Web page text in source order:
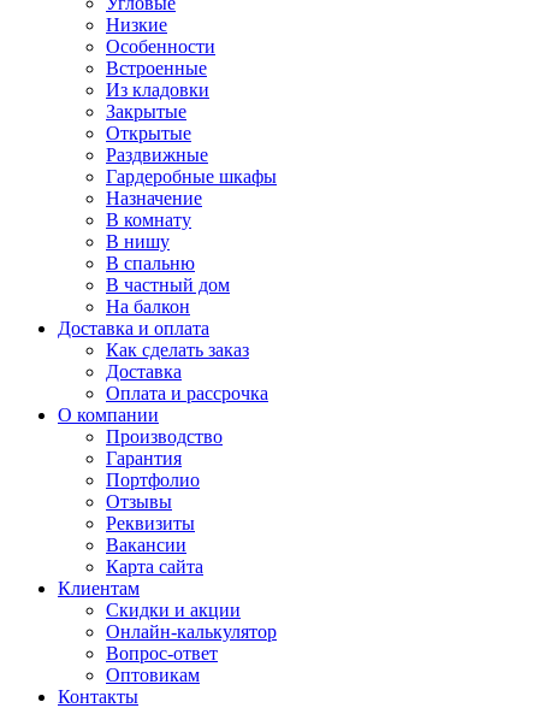
Низкие
Особенности
Встроенные
Из кладовки
Закрытые
Открытые
Раздвижные
Гардеробные шкафы
Назначение
В комнату
В нишу
В спальню
В частный дом
На балкон
Доставка и оплата
Как сделать заказ
Доставка
Оплата и рассрочка
О компании
Производство
Гарантия
Портфолио
Отзывы
Реквизиты
Вакансии
Карта сайта
Клиентам
Скидки и акции
Онлайн-калькулятор
Вопрос-ответ
Оптовикам
Контакты